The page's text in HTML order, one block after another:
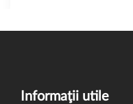
Informaţii utile